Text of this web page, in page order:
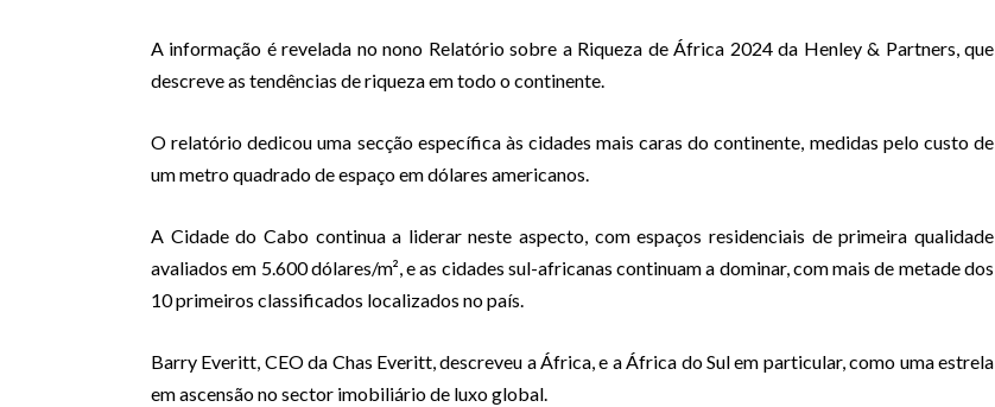
A informação é revelada no nono Relatório sobre a Riqueza de África 2024 da Henley & Partners, que
descreve as tendências de riqueza em todo o continente.
O relatório dedicou uma secção específica às cidades mais caras do continente, medidas pelo custo de
um metro quadrado de espaço em dólares americanos.
A Cidade do Cabo continua a liderar neste aspecto, com espaços residenciais de primeira qualidade
avaliados em 5.600 dólares/m², e as cidades sul-africanas continuam a dominar, com mais de metade dos
10 primeiros classificados localizados no país.
Barry Everitt, CEO da Chas Everitt, descreveu a África, e a África do Sul em particular, como uma estrela
em ascensão no sector imobiliário de luxo global.